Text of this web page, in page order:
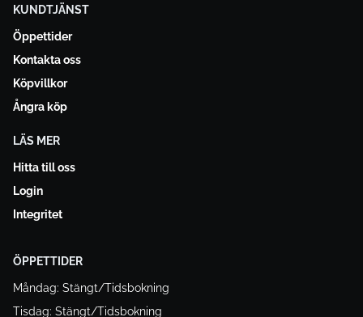
KUNDTJÄNST
Öppettider
Kontakta oss
Köpvillkor
Ångra köp
LÄS MER
Hitta till oss
Login
Integritet
ÖPPETTIDER
Måndag: Stängt/Tidsbokning
Tisdag: Stängt/Tidsbokning